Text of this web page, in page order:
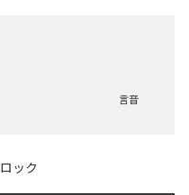
言音
ロック